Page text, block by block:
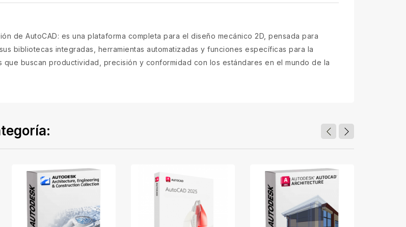
de AutoCAD: es una plataforma completa para el diseño mecánico 2D, pensada para
bibliotecas integradas, herramientas automatizadas y funciones específicas para la
buscan productividad, precisión y conformidad con los estándares en el mundo de la